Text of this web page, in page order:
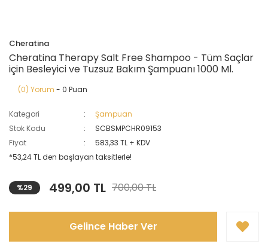
Cheratina
Cheratina Therapy Salt Free Shampoo - Tüm Saçlar
için Besleyici ve Tuzsuz Bakım Şampuanı 1000 Ml.
(0) Yorum - 0 Puan
Kategori
Şampuan
Stok Kodu
SCBSMPCHR09153
Fiyat
583,33 TL + KDV
*53,24 TL den başlayan taksitlerle!
%29 499,00 TL 700,00 TL
Gelince Haber Ver